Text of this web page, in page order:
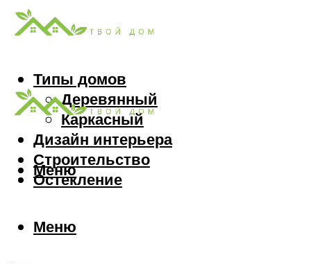
Типы домов
Деревянный
Каркасный
Дизайн интерьера
Строительство
Остекление
Меню
Меню